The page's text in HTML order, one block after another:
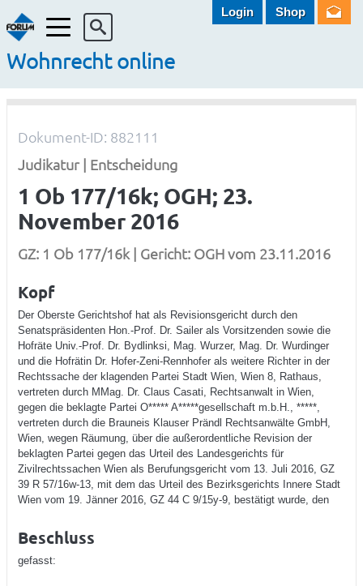
Menü
Wohnrecht online
Login Shop
Dokument-ID: 882111
Judikatur | Entscheidung
1 Ob 177/16k; OGH; 23.
November 2016
GZ: 1 Ob 177/16k | Gericht: OGH vom 23.11.2016
Kopf
Der Oberste Gerichtshof hat als Revisionsgericht durch den
Senatspräsidenten Hon.-Prof. Dr. Sailer als Vorsitzenden sowie die
Hofräte Univ.-Prof. Dr. Bydlinksi, Mag. Wurzer, Mag. Dr. Wurdinger
und die Hofrätin Dr. Hofer-Zeni-Rennhofer als weitere Richter in der
Rechtssache der klagenden Partei Stadt Wien, Wien 8, Rathaus,
vertreten durch MMag. Dr. Claus Casati, Rechtsanwalt in Wien,
gegen die beklagte Partei O***** A*****gesellschaft m.b.H., *****,
vertreten durch die Brauneis Klauser Prändl Rechtsanwälte GmbH,
Wien, wegen Räumung, über die außerordentliche Revision der
beklagten Partei gegen das Urteil des Landesgerichts für
Zivilrechtssachen Wien als Berufungsgericht vom 13. Juli 2016, GZ
39 R 57/16w-13, mit dem das Urteil des Bezirksgerichts Innere Stadt
Wien vom 19. Jänner 2016, GZ 44 C 9/15y-9, bestätigt wurde, den
Beschluss
gefasst: